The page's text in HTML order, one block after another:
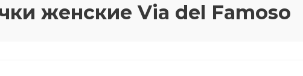
женские Via del Famoso